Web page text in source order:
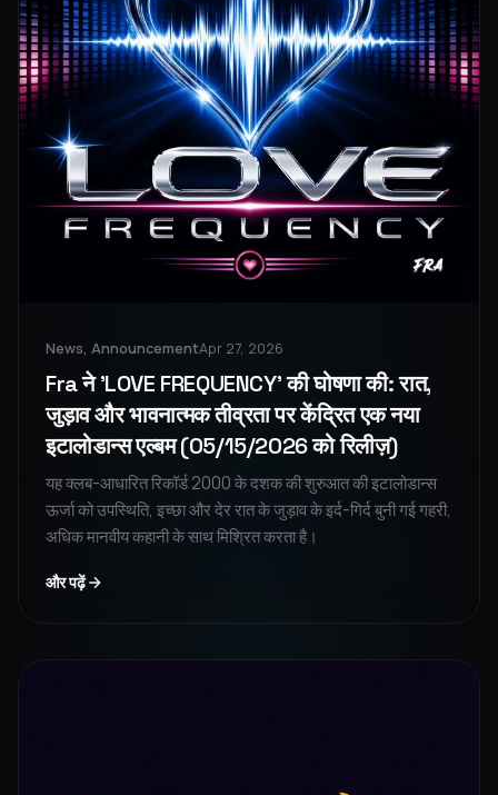
News, AnnouncementApr 27, 2026
Fra ने 'LOVE FREQUENCY' की घोषणा की: रात,
जुड़ाव और भावनात्मक तीव्रता पर केंद्रित एक नया
इटालोडान्स एल्बम (05/15/2026 को रिलीज़)
यह क्लब-आधारित रिकॉर्ड 2000 के दशक की शुरुआत की इटालोडान्स
ऊर्जा को उपस्थिति, इच्छा और देर रात के जुड़ाव के इर्द-गिर्द बुनी गई गहरी,
अधिक मानवीय कहानी के साथ मिश्रित करता है।
और पढ़ें